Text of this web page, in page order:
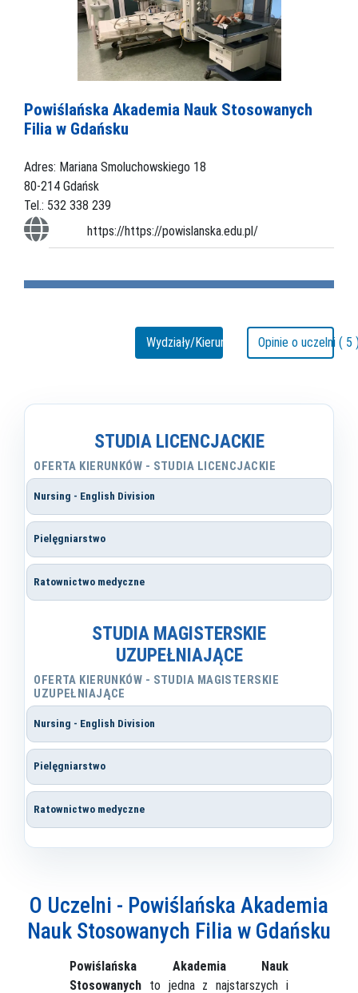
Powiślańska Akademia Nauk Stosowanych
Filia w Gdańsku
Adres: Mariana Smoluchowskiego 18
80-214 Gdańsk
Tel.: 532 338 239
https://https://powislanska.edu.pl/
Wydziały/Kierunki Opinie o uczelni ( 5
STUDIA LICENCJACKIE
OFERTA KIERUNKÓW - STUDIA LICENCJACKIE
Nursing - English Division
Pielęgniarstwo
Ratownictwo medyczne
STUDIA MAGISTERSKIE
UZUPEŁNIAJĄCE
OFERTA KIERUNKÓW - STUDIA MAGISTERSKIE
UZUPEŁNIAJĄCE
Nursing - English Division
Pielęgniarstwo
Ratownictwo medyczne
O Uczelni - Powiślańska Akademia
Nauk Stosowanych Filia w Gdańsku
Powiślańska Akademia Nauk
Stosowanych to jedna z najstarszych i